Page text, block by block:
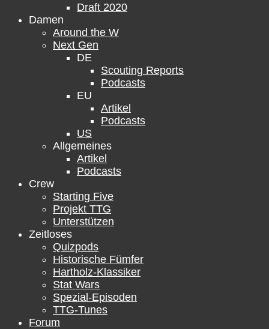
Draft 2020
Damen
Around the W
Next Gen
DE
Scouting Reports
Podcasts
EU
Artikel
Podcasts
US
Allgemeines
Artikel
Podcasts
Crew
Starting Five
Projekt TTG
Unterstützen
Zeitloses
Quizpods
Historische Fümfer
Hartholz-Klassiker
Stat Wars
Spezial-Episoden
TTG-Tunes
Forum